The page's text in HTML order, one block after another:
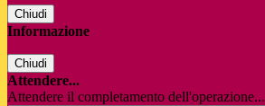
Chiudi
Informazione
Chiudi
Attendere...
Attendere il completamento dell'operazione...